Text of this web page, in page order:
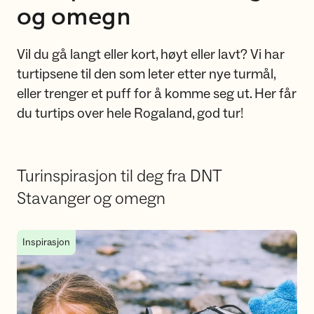
og omegn
Vil du gå langt eller kort, høyt eller lavt? Vi har
turtipsene til den som leter etter nye turmål,
eller trenger et puff for å komme seg ut. Her får
du turtips over hele Rogaland, god tur!
Turinspirasjon til deg fra DNT
Stavanger og omegn
Åtte familieturer fra hytte til hytte i DNT Stavanger
Inspirasjon